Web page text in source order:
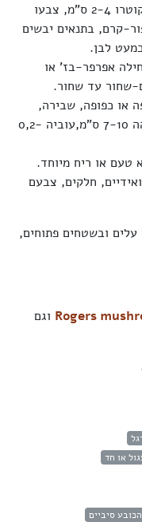
ומקושטים בשאריות של הצעיף הלבנבן, קוטרו 2-4 ס"מ, צבעו
קרם, בתנאים יבשים
לבן.
אפרפר-בז' או
עד שחור.
או כפופה, שבירה,
חלולה, חלקה, קמחית מתחת לדפים, גובהה 7-10 ס"מ,עוביה 0,2-
או ריח מיוחד.
חלקים, צבעם
ובשטחים פתוחים,
Rogersוגם
או חד
סיביים